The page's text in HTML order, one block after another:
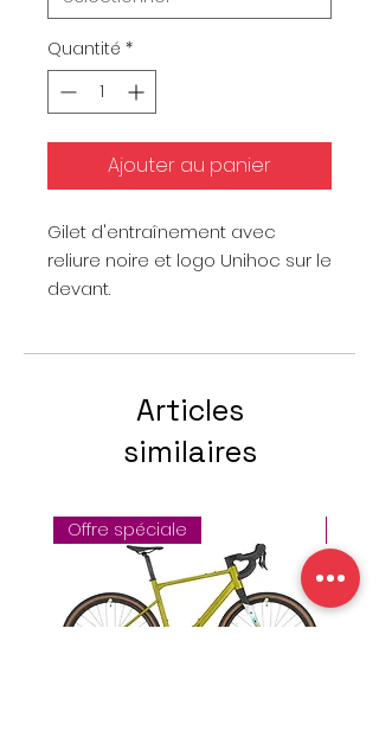
Quantité *
Ajouter au panier
Gilet d'entraînement avec
reliure noire et logo Unihoc sur le
devant.
Articles
similaires
Offre spéciale